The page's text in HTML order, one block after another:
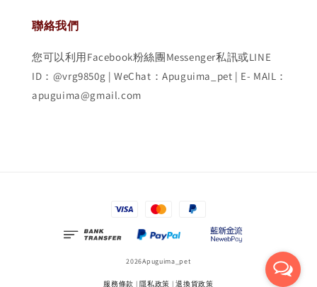
聯絡我們
您可以利用Facebook粉絲團Messenger私訊或LINE
ID：@vrg9850g | WeChat：Apuguima_pet | E- MAIL：
apuguima@gmail.com
2026Apuguima_pet
服務條款 |隱私政策 |退換貨政策